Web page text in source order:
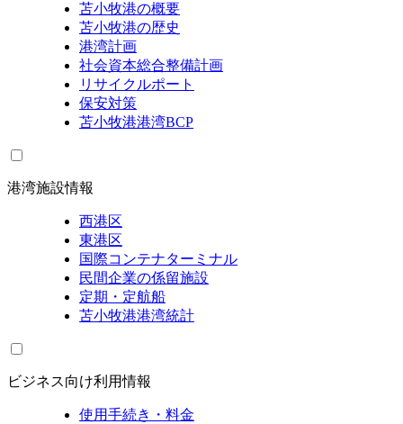
苫小牧港の概要
苫小牧港の歴史
港湾計画
社会資本総合整備計画
リサイクルポート
保安対策
苫小牧港港湾BCP
港湾施設情報
西港区
東港区
国際コンテナターミナル
民間企業の係留施設
定期・定航船
苫小牧港港湾統計
ビジネス向け利用情報
使用手続き・料金